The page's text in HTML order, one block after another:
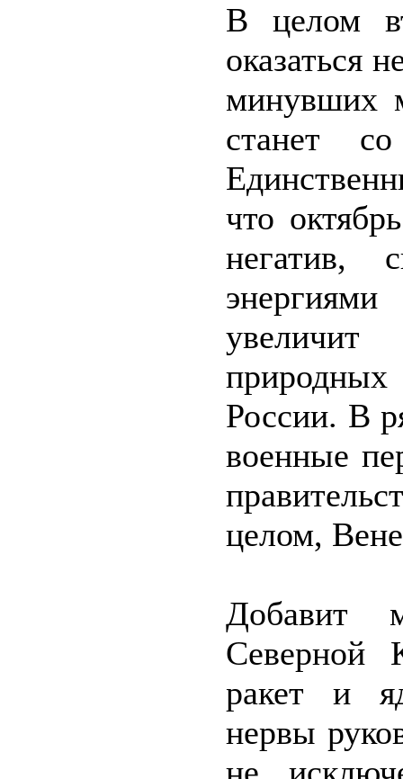
В целом
оказаться
минувших
станет
что
негатив,
увеличит
России. В
военные
целом,
Добавит
ракет и
нервы